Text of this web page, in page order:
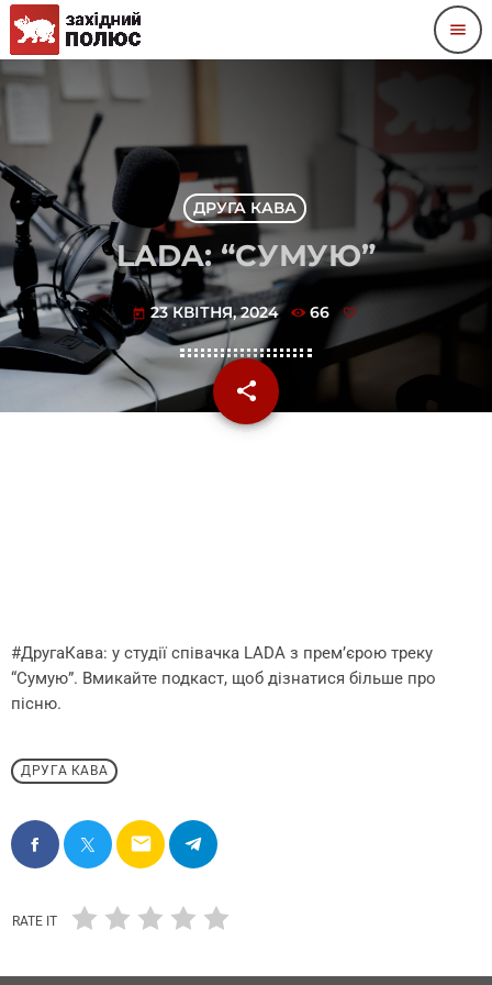
menu
ДРУГА КАВА
LADA: “СУМУЮ”
today 23 КВІТНЯ, 2024 66
share
email
#ДругаКава: у студії співачка LADA з премʼєрою треку
“Сумую”. Вмикайте подкаст, щоб дізнатися більше про
пісню.
ДРУГА КАВА
email
RATE IT